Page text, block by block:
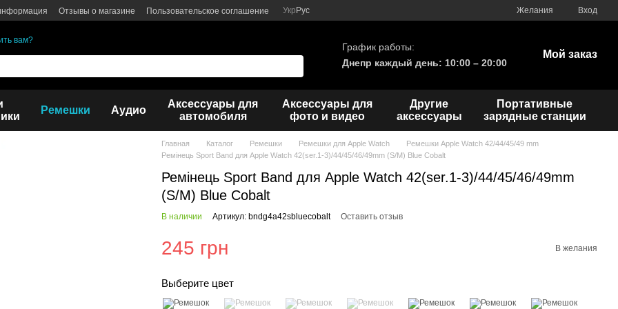
Отзывы о магазине Пользовательское соглашение Укр Рус Желания Вход
вам?
График работы:
Днепр каждый день: 10:00 – 20:00
Мой заказ
Ремешки Аудио
Аксессуары для
автомобиля
Аксессуары для
фото и видео
Другие
аксессуары
Портативные
зарядные станции
Главная Каталог Ремешки Ремешки для Apple Watch
Ремешки Apple Watch 42/44/45/49 mm
Ремінець Sport Band для Apple Watch 42(ser.1-3)/44/45/46/49mm (S/M) Blue Cobalt
Ремінець Sport Band для Apple Watch 42(ser.1-3)/44/45/46/49mm
(S/M) Blue Cobalt
В наличии Артикул: bndg4a42sbluecobalt Оставить отзыв
245 грн В желания
Выберите цвет